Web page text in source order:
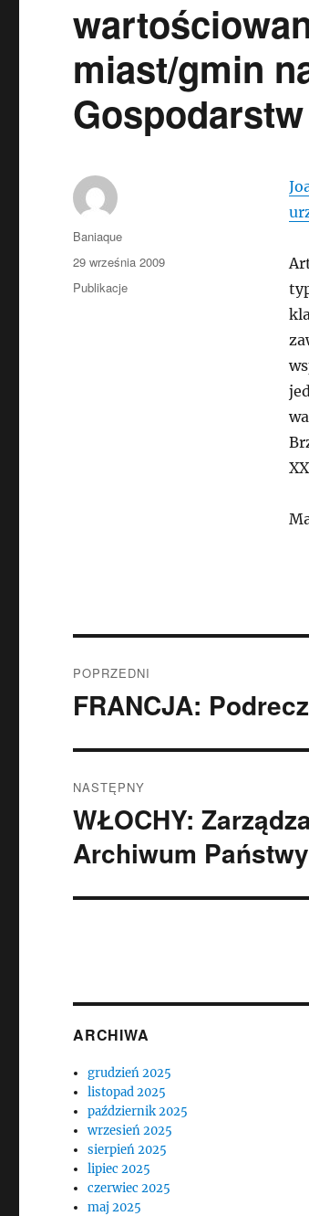
miast/gmin
Gospodarstw
Autor
Baniaque
Data
publikacji
29 września 2009
Kategorie
Publikacje
wpisu
POPRZEDNI
Poprzedni
FRANCJA:
NASTĘPNY
Następny
wpis:
WŁOCHY:
Archiwum
ARCHIWA
grudzień 2025
listopad 2025
październik 2025
wrzesień 2025
sierpień 2025
lipiec 2025
czerwiec 2025
maj 2025